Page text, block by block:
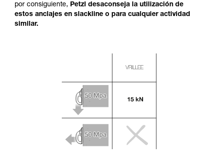
por consiguiente, Petzl desaconseja la utilización de
estos anclajes en slackline o para cualquier actividad
similar.